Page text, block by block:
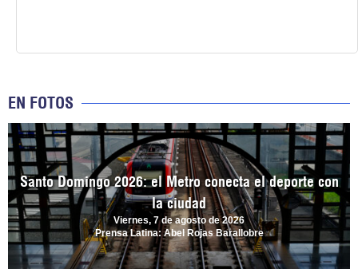
EN FOTOS
Santo Domingo 2026: el Metro conecta el deporte con
la ciudad
Viernes, 7 de agosto de 2026
Prensa Latina: Abel Rojas Barallobre